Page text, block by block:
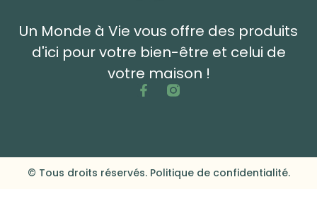
Un Monde à Vie vous offre des produits
d'ici pour votre bien-être et celui de
votre maison !
© Tous droits réservés. Politique de confidentialité.